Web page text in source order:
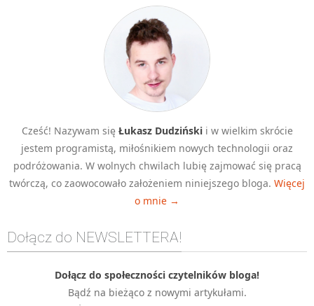
Cześć! Nazywam się Łukasz Dudzińskii w wielkim skrócie
jestem programistą, miłośnikiem nowych technologii oraz
podróżowania. W wolnych chwilach lubię zajmować się pracą
twórczą, co zaowocowało założeniem niniejszego bloga. Więcej
o mnie →
Dołącz do NEWSLETTERA!
Dołącz do społeczności czytelników bloga!
Bądź na bieżąco z nowymi artykułami.